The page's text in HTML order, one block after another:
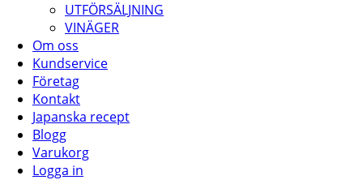
UTFÖRSÄLJNING
VINÄGER
Om oss
Kundservice
Företag
Kontakt
Japanska recept
Blogg
Varukorg
Logga in